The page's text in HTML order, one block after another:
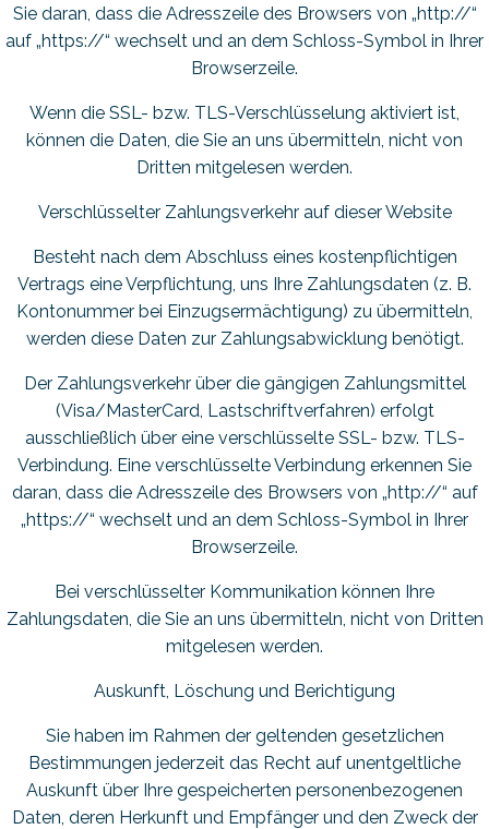
Sie daran, dass die Adresszeile des Browsers von „http://“
auf „https://“ wechselt und an dem Schloss-Symbol in Ihrer
Browserzeile.
Wenn die SSL- bzw. TLS-Verschlüsselung aktiviert ist,
können die Daten, die Sie an uns übermitteln, nicht von
Dritten mitgelesen werden.
Verschlüsselter Zahlungsverkehr auf dieser Website
Besteht nach dem Abschluss eines kostenpflichtigen
Vertrags eine Verpflichtung, uns Ihre Zahlungsdaten (z. B.
Kontonummer bei Einzugsermächtigung) zu übermitteln,
werden diese Daten zur Zahlungsabwicklung benötigt.
Der Zahlungsverkehr über die gängigen Zahlungsmittel
(Visa/MasterCard, Lastschriftverfahren) erfolgt
ausschließlich über eine verschlüsselte SSL- bzw. TLS-
Verbindung. Eine verschlüsselte Verbindung erkennen Sie
daran, dass die Adresszeile des Browsers von „http://“ auf
„https://“ wechselt und an dem Schloss-Symbol in Ihrer
Browserzeile.
Bei verschlüsselter Kommunikation können Ihre
Zahlungsdaten, die Sie an uns übermitteln, nicht von Dritten
mitgelesen werden.
Auskunft, Löschung und Berichtigung
Sie haben im Rahmen der geltenden gesetzlichen
Bestimmungen jederzeit das Recht auf unentgeltliche
Auskunft über Ihre gespeicherten personenbezogenen
Daten, deren Herkunft und Empfänger und den Zweck der